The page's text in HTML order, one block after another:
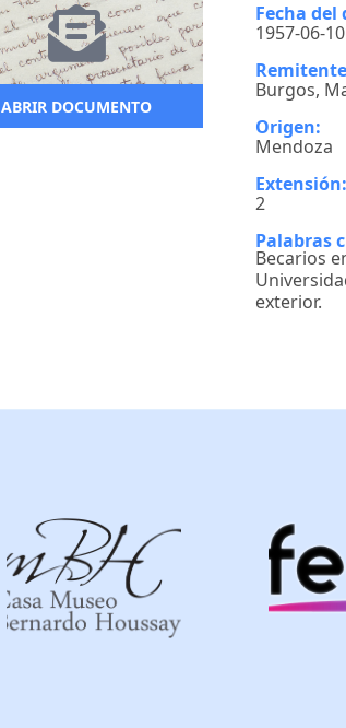
ABRIR DOCUMENTO
Fecha
1957-06-10
Burgos,
Origen:
Mendoza
Extensión:
2
Palabras
Becarios
exterior.